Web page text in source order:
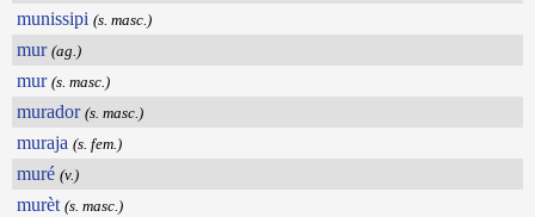
munissipi (s. masc.)
mur (ag.)
mur (s. masc.)
murador (s. masc.)
muraja (s. fem.)
muré (v.)
murèt (s. masc.)